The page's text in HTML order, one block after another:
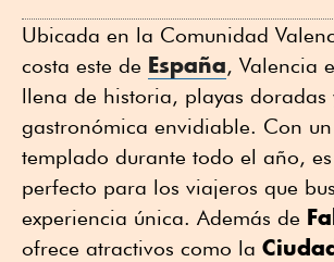
Ubicada en la Comunidad
costa este de España, Valencia
llena de historia, playas doradas
gastronómica envidiable. Con
templado durante todo el año,
perfecto para los viajeros que
experiencia única. Además de
ofrece atractivos como la